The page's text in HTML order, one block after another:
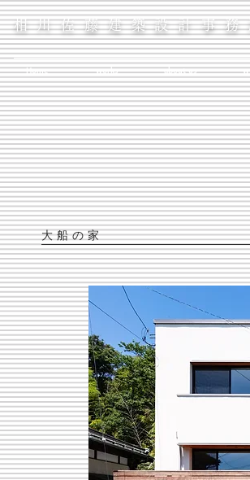
相川佐藤建築設計事
Home works about us
大船の家